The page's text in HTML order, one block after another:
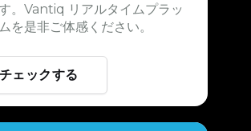
。Vantiq リアルタイムプラッ
を是非ご体感ください。
ェックする